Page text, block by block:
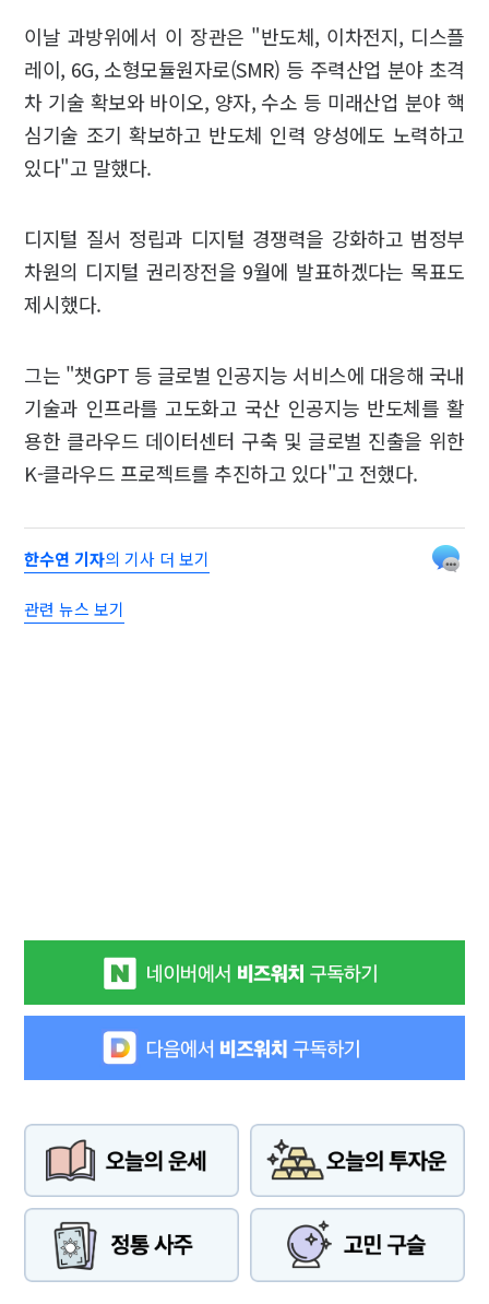
이날 과방위에서 이 장관은 "반도체, 이차전지, 디스플
레이, 6G, 소형모듈원자로(SMR) 등 주력산업 분야 초격
차 기술 확보와 바이오, 양자, 수소 등 미래산업 분야 핵
심기술 조기 확보하고 반도체 인력 양성에도 노력하고
있다"고 말했다.
디지털 질서 정립과 디지털 경쟁력을 강화하고 범정부
차원의 디지털 권리장전을 9월에 발표하겠다는 목표도
제시했다.
그는 "챗GPT 등 글로벌 인공지능 서비스에 대응해 국내
기술과 인프라를 고도화고 국산 인공지능 반도체를 활
용한 클라우드 데이터센터 구축 및 글로벌 진출을 위한
K-클라우드 프로젝트를 추진하고 있다"고 전했다.
한수연 기자의 기사 더 보기
관련 뉴스 보기